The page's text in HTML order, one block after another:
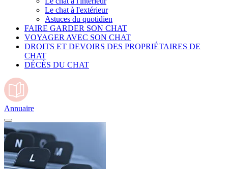
Le chat à l'extérieur
Astuces du quotidien
FAIRE GARDER SON CHAT
VOYAGER AVEC SON CHAT
DROITS ET DEVOIRS DES PROPRIÉTAIRES DE
CHAT
DÉCÈS DU CHAT
Annuaire